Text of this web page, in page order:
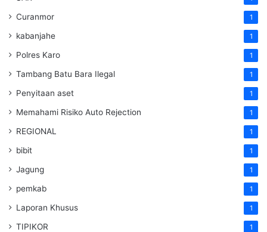
Curanmor 1
kabanjahe 1
Polres Karo 1
Tambang Batu Bara Ilegal 1
Penyitaan aset 1
Memahami Risiko Auto Rejection 1
REGIONAL 1
bibit 1
Jagung 1
pemkab 1
Laporan Khusus 1
TIPIKOR 1